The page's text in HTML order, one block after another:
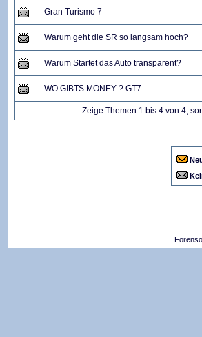
Gran Turismo 7
Warum geht die SR so langsam hoch?
Warum Startet das Auto transparent?
WO GIBTS MONEY ? GT7
Zeige Themen 1 bis 4 von 4,